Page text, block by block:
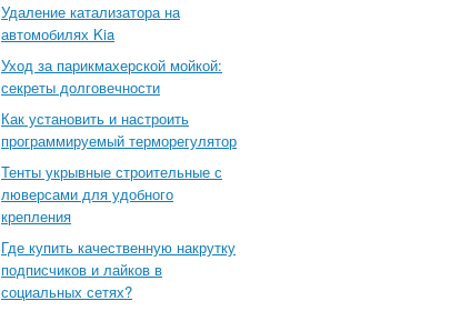
Удаление катализатора на
автомобилях Kia
Уход за парикмахерской мойкой:
секреты долговечности
Как установить и настроить
программируемый терморегулятор
Тенты укрывные строительные с
люверсами для удобного
крепления
Где купить качественную накрутку
подписчиков и лайков в
социальных сетях?